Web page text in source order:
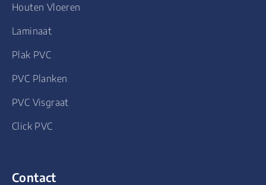
Houten Vloeren
Laminaat
Plak PVC
PVC Planken
PVC Visgraat
Click PVC
Contact